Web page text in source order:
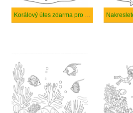
Korálový útes zdarma pro děti